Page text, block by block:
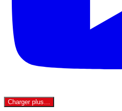
Charger plus…